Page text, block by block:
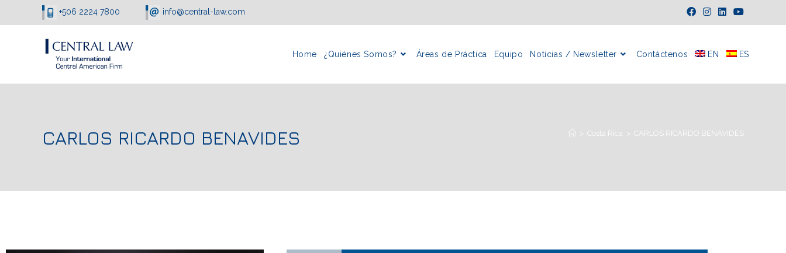
+506 2224 7800 info@central-law.com
Home ¿Quiénes Somos? Áreas de Práctica Equipo Noticias / Newsletter Contáctenos EN ES
CARLOS RICARDO BENAVIDES > Costa Rica > CARLOS RICARDO BENAVIDES